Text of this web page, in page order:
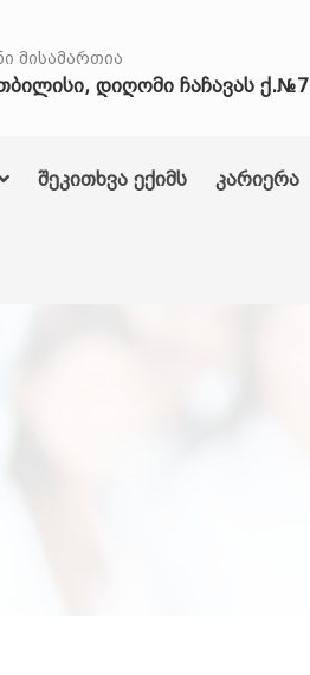
ᲛᲘᲡᲐᲛᲐᲠᲗᲘᲐ
დიღომი ჩაჩავას ქ.№7
შეკითხვა ექიმს კარიერა